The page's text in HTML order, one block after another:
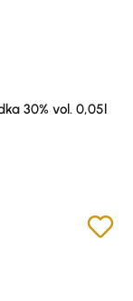
30% vol. 0,05l